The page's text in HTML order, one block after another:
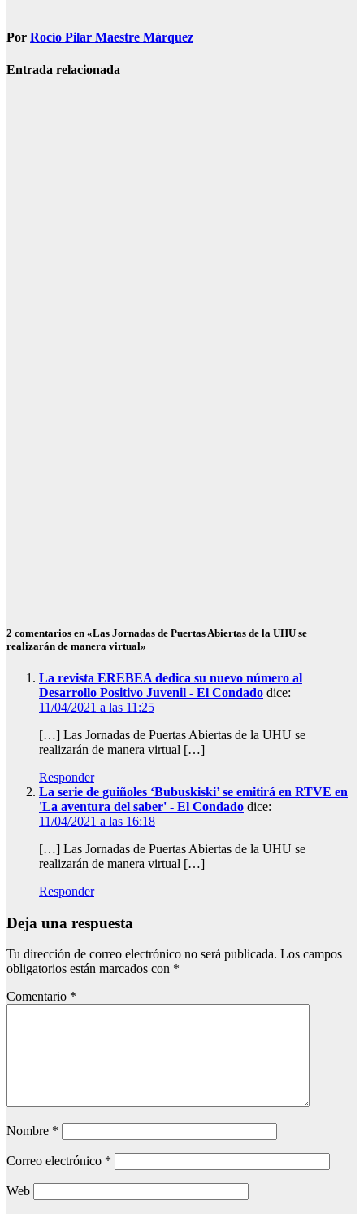
Por Rocío Pilar Maestre Márquez
Entrada relacionada
2 comentarios en «Las Jornadas de Puertas Abiertas de la UHU se
realizarán de manera virtual»
La revista EREBEA dedica su nuevo número al
Desarrollo Positivo Juvenil - El Condado dice:
11/04/2021 a las 11:25
[…] Las Jornadas de Puertas Abiertas de la UHU se
realizarán de manera virtual […]
Responder
La serie de guiñoles ‘Bubuskiski’ se emitirá en RTVE en
'La aventura del saber' - El Condado dice:
11/04/2021 a las 16:18
[…] Las Jornadas de Puertas Abiertas de la UHU se
realizarán de manera virtual […]
Responder
Deja una respuesta
Tu dirección de correo electrónico no será publicada. Los campos
obligatorios están marcados con *
Comentario *
Nombre *
Correo electrónico *
Web